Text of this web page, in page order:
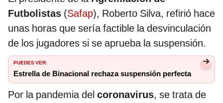
Futbolistas (Safap), Roberto Silva, refirió hace
unas horas que sería factible la desvinculación
de los jugadores si se aprueba la suspensión.
PUEDES VER:
Estrella de Binacional rechaza suspensión perfecta
Por la pandemia del coronavirus, se trata de